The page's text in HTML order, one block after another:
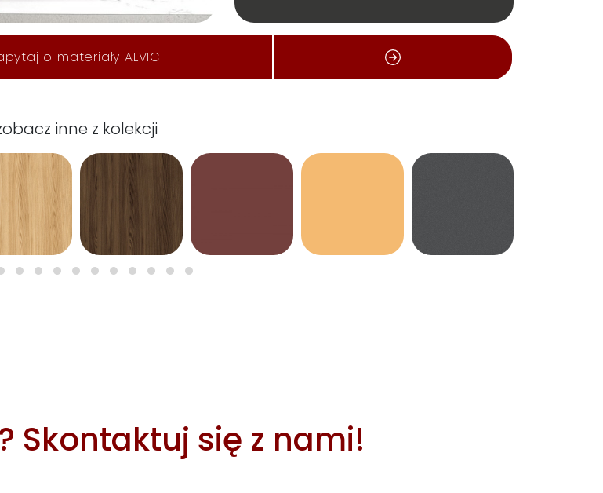
możliwości dekoratorom i
projektantom.
Wymiar całej płyty: 2750x1220 mm
o materiały ALVIC
inne z kolekcji
Skontaktuj się z nami!